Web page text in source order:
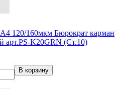
120/160мкм Бюрократ карман
арт.PS-K20GRN (Ст.10)
В корзину